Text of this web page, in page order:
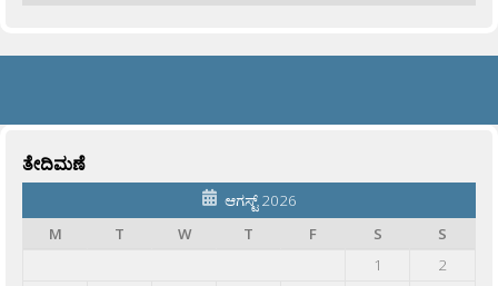
ತೇದಿಮಣೆ
ಆಗಸ್ಟ್ 2026
M
T W T F S
S
1
2